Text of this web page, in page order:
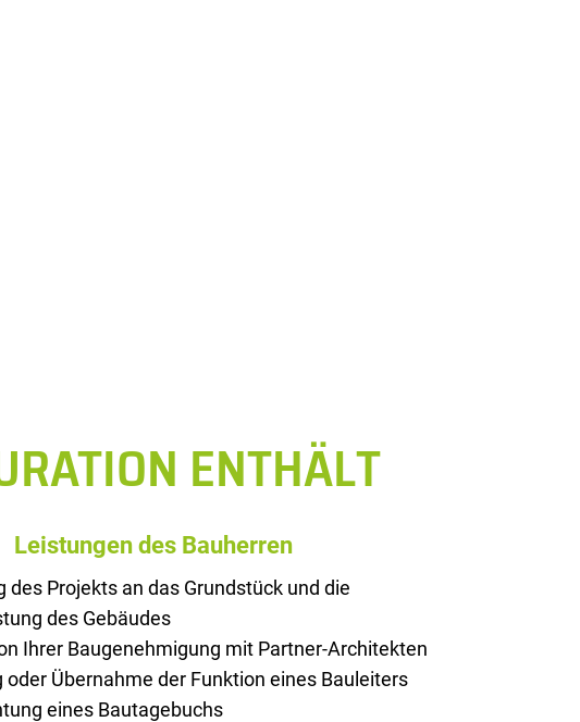
ENTHÄLT
Leistungen des Bauherren
des Projekts an das Grundstück und die
des Gebäudes
Ihrer Baugenehmigung mit Partner-Architekten
oder Übernahme der Funktion eines Bauleiters
eines Bautagebuchs